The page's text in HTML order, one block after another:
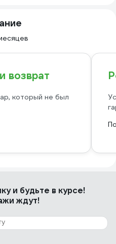
возврат
который не был
и будьте в курсе!
ждут!